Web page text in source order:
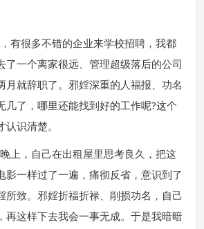
有很多不错的企业来学校招聘，我都
了一个离家很远、管理超级落后的公司
月就辞职了。邪婬深重的人福报、功名
几了，哪里还能找到好的工作呢?这个
识清楚。
上，自己在出租屋里思考良久，把这
影一样过了一遍，痛彻反省，意识到了
所致。邪婬折福折禄、削损功名，自己
再这样下去我会一事无成。于是我暗暗